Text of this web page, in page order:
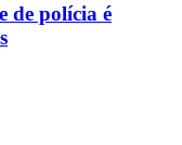
de polícia é